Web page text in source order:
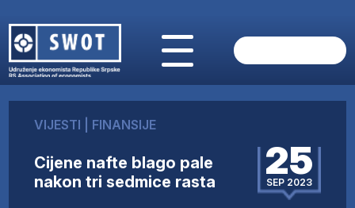
O NAMA
AKTUELNO
ANALIZE
VIJESTI FINANSIJE
Cijene nafte blago pale
nakon tri sedmice rasta
25
SEP 2023